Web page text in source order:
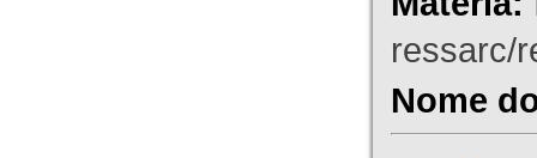
ressarc/
Nome